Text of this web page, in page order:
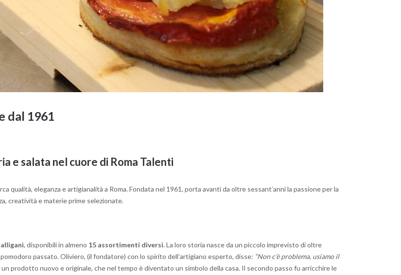
dal 1961
e salata nel cuore di Roma Talenti
qualità, eleganza e artigianalità a Roma. Fondata nel 1961, porta avanti da oltre sessant’anni la passione per la
creatività e materie prime selezionate.
, disponibili in almeno 15 assortimenti diversi. La loro storia nasce da un piccolo imprevisto di oltre
passato. Oliviero, (il fondatore) con lo spirito dell’artigiano esperto, disse: “Non c’è problema, usiamo il
un prodotto nuovo e originale, che nel tempo è diventato un simbolo della casa. Il secondo passo fu arricchire le